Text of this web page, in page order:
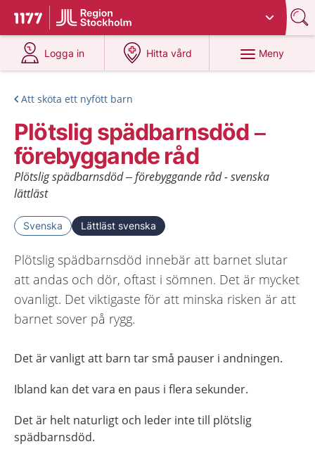
Till startsidan för 1177
Du har valt region
Logga in
på 1177.se
Hitta vård
på 1177.se
Meny
Att sköta ett nyfött barn
Plötslig spädbarnsdöd –
förebyggande råd
Plötslig spädbarnsdöd – förebyggande råd - svenska
lättläst
Svenska Lättläst svenska
Plötslig spädbarnsdöd innebär att barnet slutar
att andas och dör, oftast i sömnen. Det är mycket
ovanligt. Det viktigaste för att minska risken är att
barnet sover på rygg.
Det är vanligt att barn tar små pauser i andningen.
Ibland kan det vara en paus i flera sekunder.
Det är helt naturligt och leder inte till plötslig
spädbarnsdöd.